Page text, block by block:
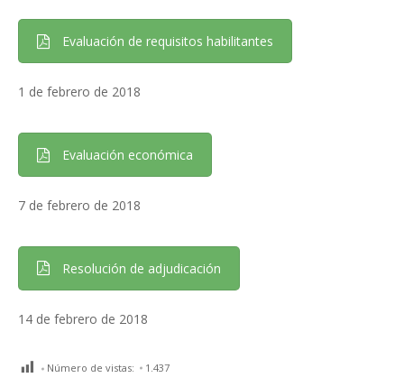
Evaluación de requisitos habilitantes
1 de febrero de 2018
Evaluación económica
7 de febrero de 2018
Resolución de adjudicación
14 de febrero de 2018
Número de vistas: 1.437